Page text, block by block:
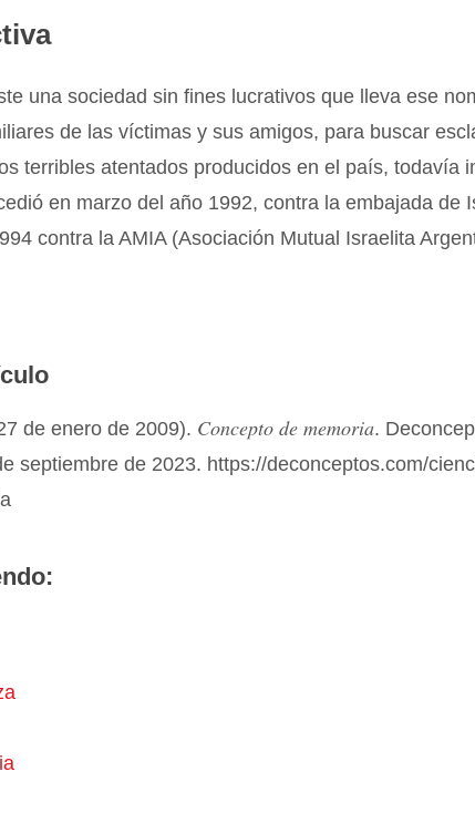
una sociedad sin fines lucrativos que lleva ese
de las víctimas y sus amigos, para buscar
terribles atentados producidos en el país, todavía
en marzo del año 1992, contra la embajada de
contra la AMIA (Asociación Mutual Israelita
de enero de 2009). Concepto de memoria.
septiembre de 2023. https://deconceptos.com/